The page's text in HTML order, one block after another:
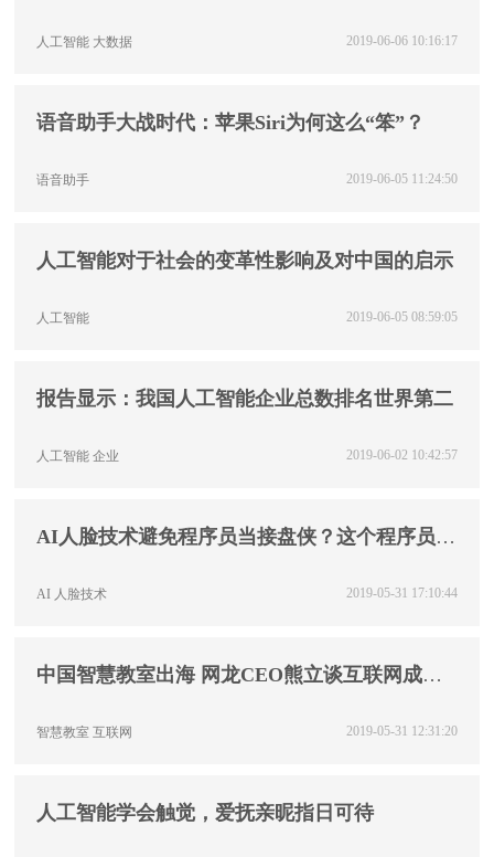
2019-06-06 10:16:17
人工智能 大数据
语音助手大战时代：苹果Siri为何这么“笨”？
2019-06-05 11:24:50
语音助手
人工智能对于社会的变革性影响及对中国的启示
2019-06-05 08:59:05
人工智能
报告显示：我国人工智能企业总数排名世界第二
2019-06-02 10:42:57
人工智能 企业
AI人脸技术避免程序员当接盘侠？这个程序员最
2019-05-31 17:10:44
AI 人脸技术
中国智慧教室出海 网龙CEO熊立谈互联网成功
2019-05-31 12:31:20
智慧教室 互联网
人工智能学会触觉，爱抚亲昵指日可待